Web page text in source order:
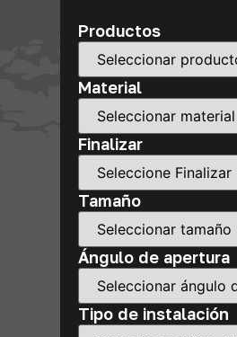
Productos
Material
Finalizar
Tamaño
Ángulo de apertura
Tipo de instalación